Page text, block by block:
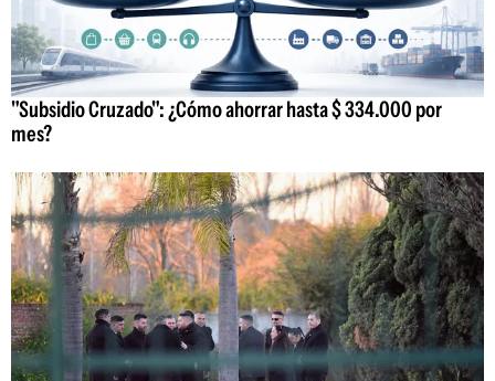
"Subsidio Cruzado": ¿Cómo ahorrar hasta $ 334.000 por
mes?